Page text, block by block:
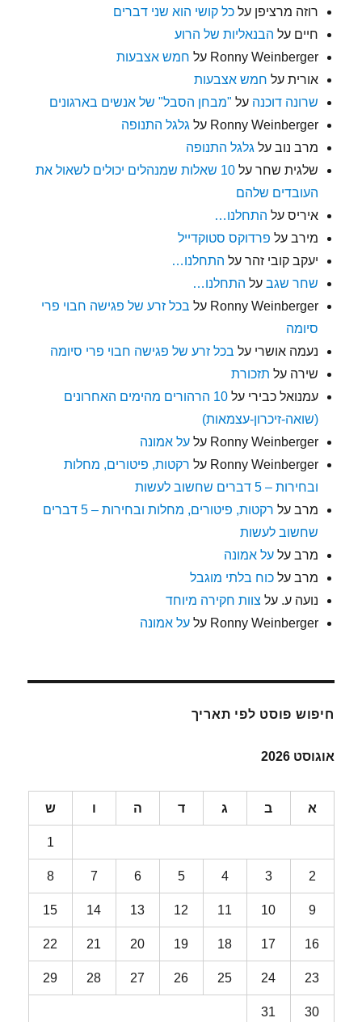
רוזה מרציפן עלכל קושי הוא שני דברים
חיים על הבנאליות של הרוע
Ronny Weinberger על חמש אצבעות
אורית על חמש אצבעות
שרונה דוכנה על "מבחן הסבל" של אנשים בארגונים
Ronny Weinberger על גלגל התנופה
מרב נוב על גלגל התנופה
שלגית שחר על
10 שאלות שמנהלים יכולים לשאול את
העובדים שלהם
איריס על התחלנו…
מירב על פרדוקס סטוקדייל
יעקב קובי זהר על התחלנו…
שחר שגב על התחלנו…
Ronny Weinberger על בכל זרע של פגישה חבוי פרי
סיומה
נעמה אושרי על בכל זרע של פגישה חבוי פרי סיומה
שירה על תזכורת
עמנואל כבירי על
10 הרהורים מהימים האחרונים
(שואה-זיכרון-עצמאות)
Ronny Weinberger עלעל אמונה
Ronny Weinberger על רקטות, פיטורים, מחלות
ובחירות – 5 דברים שחשוב לעשות
מרב על
רקטות, פיטורים, מחלות ובחירות – 5 דברים
שחשוב לעשות
מרב עלעל אמונה
מרב עלכוח בלתי מוגבל
נועה ע. על צוות חקירה מיוחד
Ronny Weinberger עלעל אמונה
חיפוש פוסט לפי תאריך
אוגוסט 2026
א ב ג ד ה ו ש
1
2
3
4
5
6
7
8
9
10
11
12
13
14
15
16
17
18
19
20
21
22
23
24
25
26
27
28
29
30
31